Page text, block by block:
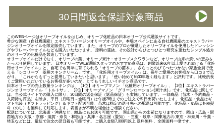
30日間返金保証対象商品
このWEBページはオリーブオイルをはじめ、オリーブ化粧品の日本オリーブ公式通販サイトです。
希少な国産（自社農園産）エキストラバージンオリーブオイルや、本場スペインにある自社農園産のエキストラバー
ジンオリーブオイルを限定販売しています。 また、オリーブのプロが厳選したオリーブオイルを使用したドレッシン
グやフレーバーオイルなども購入いただけます。 原料の選抜、その設計からひとつひとつ研究を重ねたシンプル処方
のオリーブの化粧品を製造しています。
オリーブオイルだけでなく、オリーブの葉、オリーブ果汁・オリーブスクワランなど、オリーブ由来の潤いの恵みを
たっぷり使用しています。 日本オリーブWEB通販スタッフのおすすめ商品は、創業以来60年以上愛され続ける「 化粧
用オリーブオイル 」と、自宅でも簡単に育てられる「 オリーブの苗木 」、さらっとのびてべたつかない家族全員で使
える「 シコリーブ 薬用スキンクリーム 」です。 「化粧用オリーブオイル」は、長年ご愛用のお客様から口コミで広
がり、「これからもずっと愛用していきたいと思います」「使い始めて約30年近く経ちます」と評判です。 比較的長
くご愛用いただいているお客様が多いのが、とてもうれしいイチオシ商品です。
日本オリーブの売上数量ランキングは、【1位】オリーブマノン 「 化粧用オリーブオイル 」、【2位】
エキストラバー
ジンオリーブオイル 「トルトサ」
、【3位】 オリーブマノン 「グリーンローション(果汁水)」 です。 化粧品に関して
は、当公式サイトでの購入に限り、 30日間の返金保証（返品保証）
も実施しています。 一部商品（苗木・予約商品・
入荷待ち商品）を除き、平日（月曜日～金曜日）は午後2時までのご注文で即日出荷いたします。 化粧品・食品はギ
フト包装（ギフトラッピング）＆ギフト配送可能、苗木は指定の送り先への配送は可能です。 化粧品・食品は各種熨
斗（のし）も無料にて対応します。表書きが不明な場合はご相談ください。
配送については、北海道・沖縄など、離島にもお送り可能です。 岡山県からの出荷になりますので、岡山・広島・関
西地方の 大阪・京都・滋賀・奈良・和歌山・兵庫・名古屋（愛知）・三重・岐阜・関東地方の 東京・神奈川・千葉・
埼玉などには、最短で注文の翌日着も可能です。 ご購入金額7,000円以上 送料無料 、全国送料一律です。